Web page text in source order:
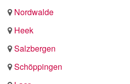
Nordwalde
Heek
Salzbergen
Schöppingen